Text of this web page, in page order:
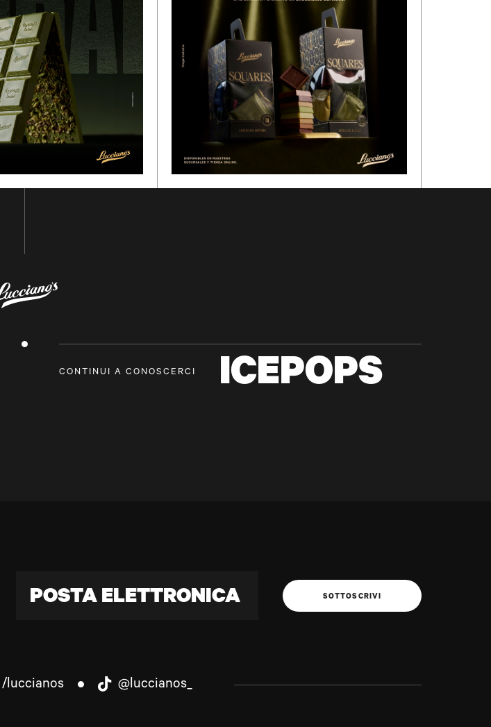
IN CIMA
CONTINUI A CONOSCERCI ICEPOPS
POSTA ELETTRONICA SOTTOSCRIVI
/luccianos @luccianos_